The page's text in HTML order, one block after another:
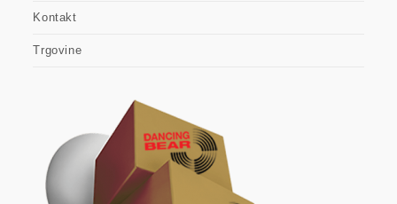
Kontakt
Trgovine